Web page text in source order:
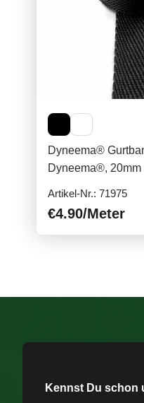
Dyneema®
Dyneema®, 20mm
Artikel-Nr.: 71975
€4.90/Meter
Kennst Du schon